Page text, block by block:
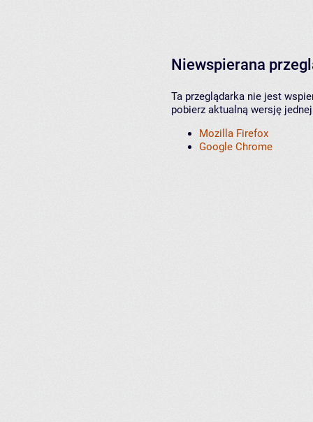
Niewspierana
Ta przeglądarka nie jest
pobierz aktualną wersję
Mozilla Firefox
Google Chrome